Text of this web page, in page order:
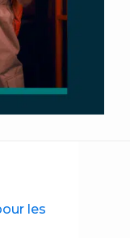
les